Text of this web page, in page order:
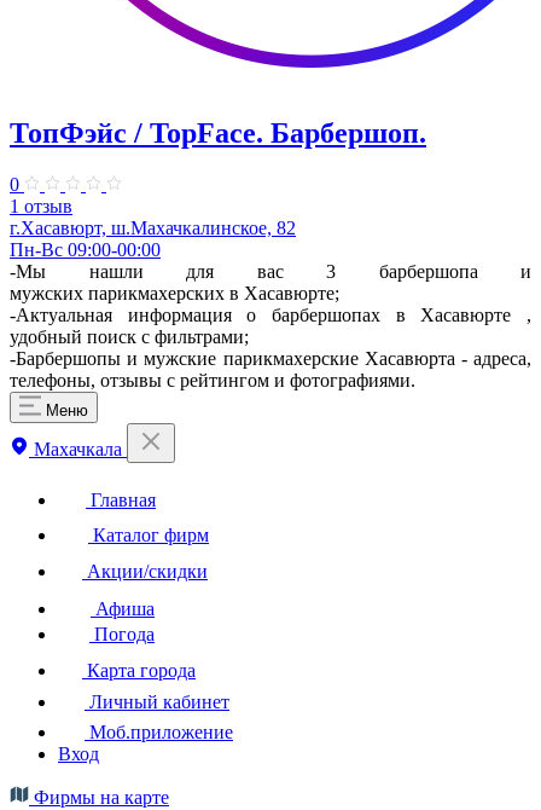
ТопФэйс / TopFace. Барбершоп.
0
1 отзыв
г.Хасавюрт, ш.Махачкалинское, 82
Пн-Вс 09:00-00:00
-Мы нашли для вас 3 барбершопа и
мужских парикмахерских в Хасавюрте;
-Актуальная информация о барбершопах в Хасавюрте ,
удобный поиск с фильтрами;
-Барбершопы и мужские парикмахерские Хасавюрта - адреса,
телефоны, отзывы с рейтингом и фотографиями.
Меню
Махачкала
Главная
Каталог фирм
Акции/скидки
Афиша
Погода
Карта города
Личный кабинет
Моб.приложение
Вход
Фирмы на карте